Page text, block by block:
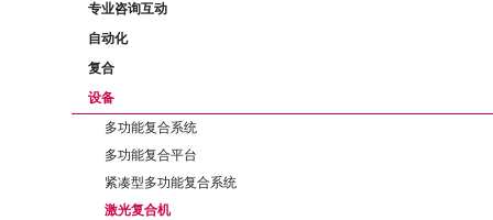
专业咨询互动
自动化
复合
设备
多功能复合系统
多功能复合平台
紧凑型多功能复合系统
激光复合机